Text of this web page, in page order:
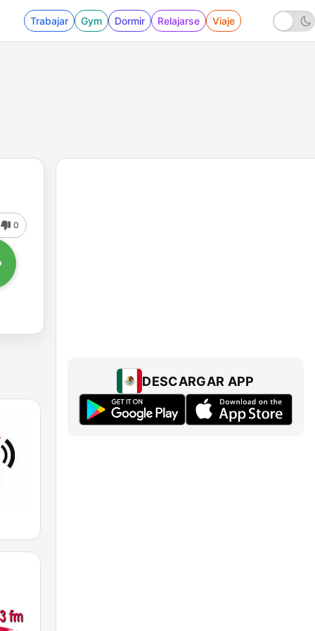
Trabajar Gym Dormir Relajarse Viaje
0
DESCARGAR APP